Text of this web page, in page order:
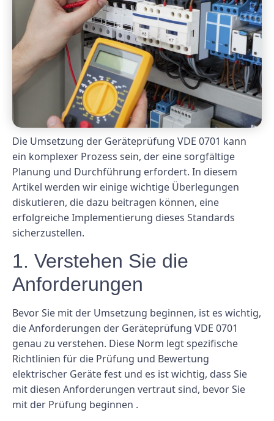
Die Umsetzung der Geräteprüfung VDE 0701 kann
ein komplexer Prozess sein, der eine sorgfältige
Planung und Durchführung erfordert. In diesem
Artikel werden wir einige wichtige Überlegungen
diskutieren, die dazu beitragen können, eine
erfolgreiche Implementierung dieses Standards
sicherzustellen.
1. Verstehen Sie die
Anforderungen
Bevor Sie mit der Umsetzung beginnen, ist es wichtig,
die Anforderungen der Geräteprüfung VDE 0701
genau zu verstehen. Diese Norm legt spezifische
Richtlinien für die Prüfung und Bewertung
elektrischer Geräte fest und es ist wichtig, dass Sie
mit diesen Anforderungen vertraut sind, bevor Sie
mit der Prüfung beginnen .